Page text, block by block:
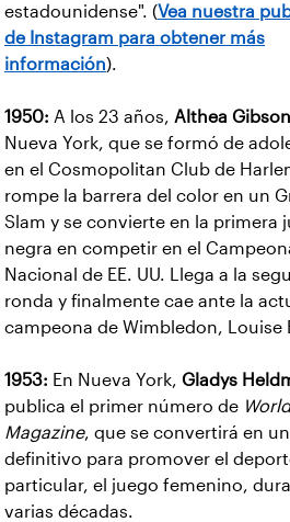
estadounidense". (Vea nuestra
de Instagram para obtener más
información).
1950: A los 23 años, Althea Gibson
Nueva York, que se formó de
en el Cosmopolitan Club de
rompe la barrera del color en un
Slam y se convierte en la primera
negra en competir en el
Nacional de EE. UU. Llega a la
ronda y finalmente cae ante la
campeona de Wimbledon, Louise
1953: En Nueva York, Gladys
publica el primer número de
Magazine, que se convertirá en
definitivo para promover el
particular, el juego femenino,
varias décadas.